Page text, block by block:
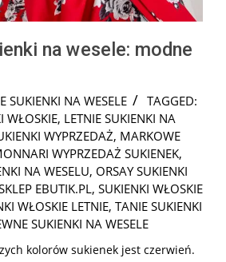
na wesele: modne
SUKIENKI NA WESELE
TAGGED:
WŁOSKIE, LETNIE SUKIENKI NA
WYPRZEDAŻ, MARKOWE
WYPRZEDAŻ SUKIENEK,
NA WESELU, ORSAY SUKIENKI
EBUTIK.PL, SUKIENKI WŁOSKIE
WŁOSKIE LETNIE, TANIE SUKIENKI
SUKIENKI NA WESELE
kolorów sukienek jest czerwień.